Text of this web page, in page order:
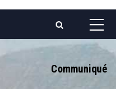
Communiqué